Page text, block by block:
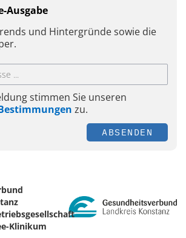
Ausgabe
und Hintergründe sowie die
stimmen Sie unseren
zu.
ABSENDEN
Klinikum